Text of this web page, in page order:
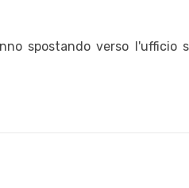
spostando verso l'ufficio